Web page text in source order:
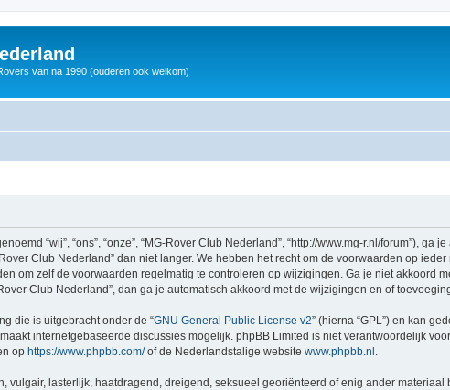
van na 1990 (ouderen ook welkom)
“wij”, “ons”, “onze”, “MG-Rover Club Nederland”, “http://www.mg-r.nl/forum”),
Club Nederland” dan niet langer. We hebben het recht om de voorwaarden op
om zelf de voorwaarden regelmatig te controleren op wijzigingen. Ga je niet akkoord
Club Nederland”, dan ga je automatisch akkoord met de wijzigingen en of
die is uitgebracht onder de “GNU General Public License v2” (hierna “GPL”) en kan
internetgebaseerde discussies mogelijk. phpBB Limited is niet verantwoordelijk
op https://www.phpbb.com/of de Nederlandstalige website www.phpbb.nl .
vulgair, lasterlijk, haatdragend, dreigend, seksueel georiënteerd of enig ander